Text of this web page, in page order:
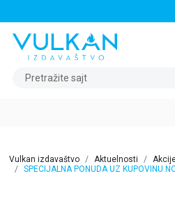
Pretražite sajt
Vulkan izdavaštvo Aktuelnosti
SPECIJALNA PONUDA UZ KUPOVINU